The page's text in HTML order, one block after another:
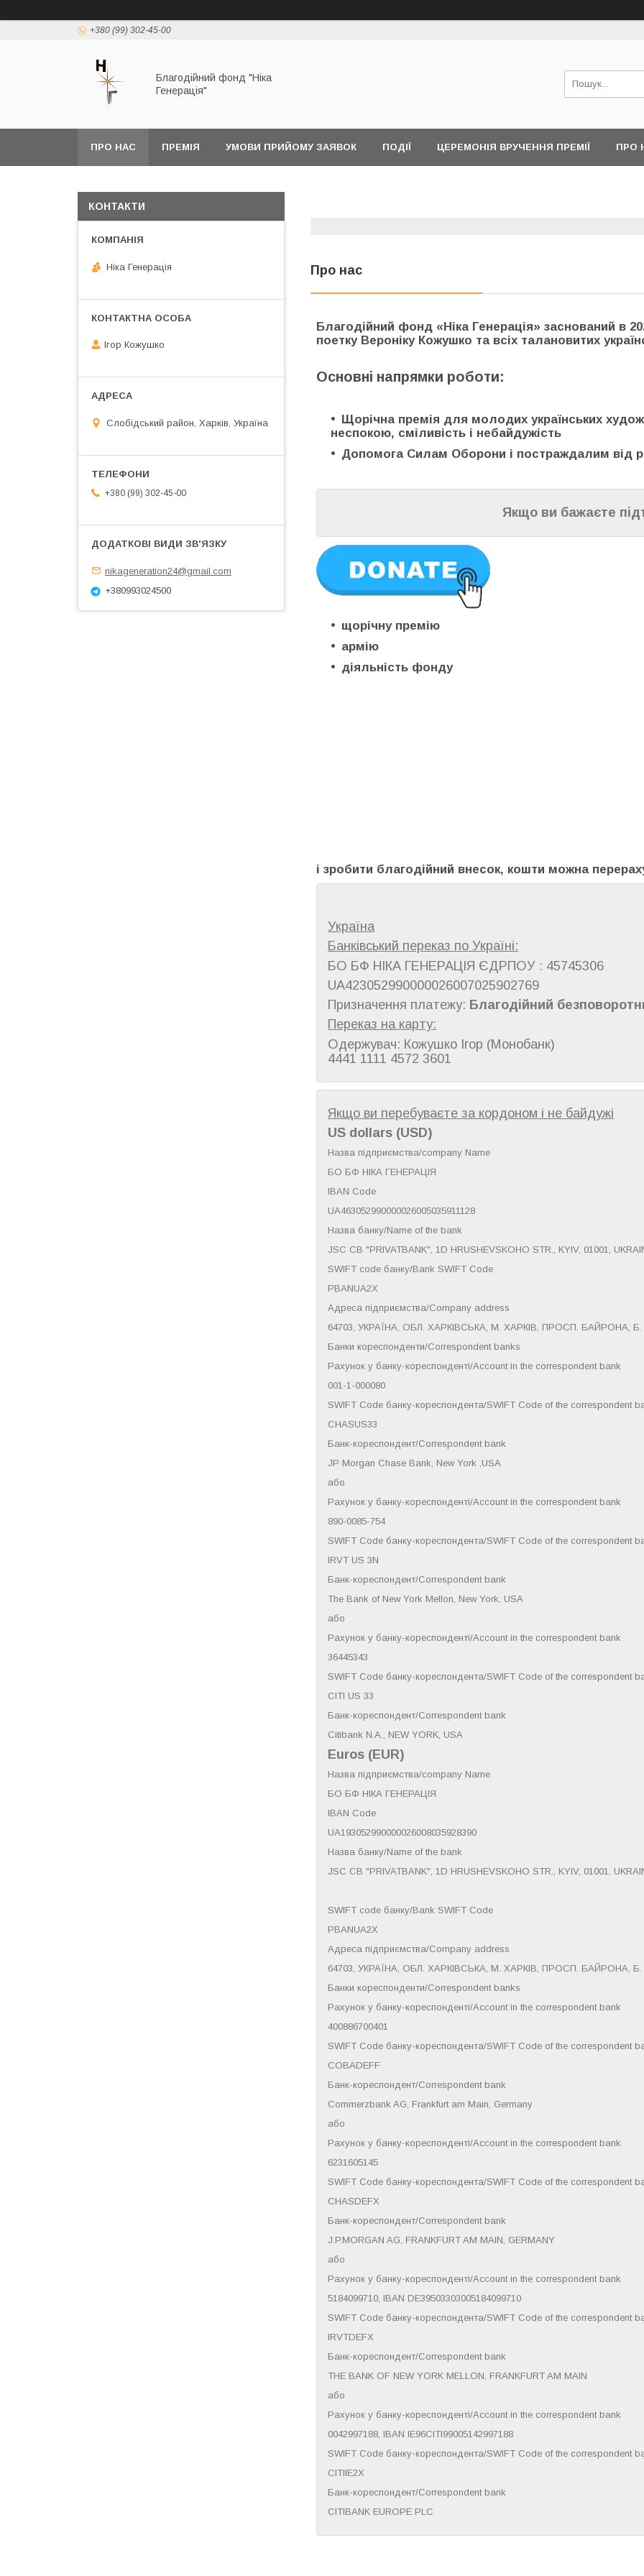
+380 (99) 302-45-00
Благодійний фонд "Ніка
Генерація"
ПРО НАС ПРЕМІЯ УМОВИ ПРИЙОМУ ЗАЯВОК ПОДІЇ ЦЕРЕМОНІЯ ВРУЧЕННЯ ПРЕМІЇ ПРО
Про нас
Благодійний фонд «Ніка Генерація» заснований в
поетку Вероніку Кожушко та всіх талановитих
Основні напрямки роботи:
Щорічна премія для молодих українських
неспокою, сміливість і небайдужість
Допомога Силам Оборони і постраждалим від
Якщо ви бажаєте
щорічну премію
армію
діяльність фонду
і зробити благодійний внесок, кошти можна
Україна
Банківський переказ по Україні:
БО БФ НІКА ГЕНЕРАЦІЯ ЄДРПОУ : 45745306
UA423052990000026007025902769
Призначення платежу: Благодійний
Переказ на карту:
Одержувач: Кожушко Ігор (Монобанк)
4441 1111 4572 3601
Якщо ви перебуваєте за кордоном і не байдужі
US dollars (USD)
Назва підприємства/company Name
БО БФ НІКА ГЕНЕРАЦІЯ
IBAN Code
UA463052990000026005035911128
Назва банку/Name of the bank
JSC CB "PRIVATBANK", 1D HRUSHEVSKOHO STR., KYIV, 01001,
SWIFT code банку/Bank SWIFT Code
PBANUA2X
Адреса підприємства/Company address
64703, УКРАЇНА, ОБЛ. ХАРКІВСЬКА, М. ХАРКІВ, ПРОСП. БАЙРОНА, Б.
Банки кореспонденти/Correspondent banks
Рахунок у банку-кореспонденті/Account in the correspondent bank
001-1-000080
SWIFT Code банку-кореспондента/SWIFT Code of the correspondent
CHASUS33
Банк-кореспондент/Correspondent bank
JP Morgan Chase Bank, New York ,USA
або
Рахунок у банку-кореспонденті/Account in the correspondent bank
890-0085-754
SWIFT Code банку-кореспондента/SWIFT Code of the correspondent
IRVT US 3N
Банк-кореспондент/Correspondent bank
The Bank of New York Mellon, New York, USA
або
Рахунок у банку-кореспонденті/Account in the correspondent bank
36445343
SWIFT Code банку-кореспондента/SWIFT Code of the correspondent
CITI US 33
Банк-кореспондент/Correspondent bank
Citibank N.A., NEW YORK, USA
Euros (EUR)
Назва підприємства/company Name
БО БФ НІКА ГЕНЕРАЦІЯ
IBAN Code
UA193052990000026008035928390
Назва банку/Name of the bank
JSC CB "PRIVATBANK", 1D HRUSHEVSKOHO STR., KYIV, 01001,
SWIFT code банку/Bank SWIFT Code
PBANUA2X
Адреса підприємства/Company address
64703, УКРАЇНА, ОБЛ. ХАРКІВСЬКА, М. ХАРКІВ, ПРОСП. БАЙРОНА, Б.
Банки кореспонденти/Correspondent banks
Рахунок у банку-кореспонденті/Account in the correspondent bank
400886700401
SWIFT Code банку-кореспондента/SWIFT Code of the correspondent
COBADEFF
Банк-кореспондент/Correspondent bank
Commerzbank AG, Frankfurt am Main, Germany
або
Рахунок у банку-кореспонденті/Account in the correspondent bank
6231605145
SWIFT Code банку-кореспондента/SWIFT Code of the correspondent
CHASDEFX
Банк-кореспондент/Correspondent bank
J.P.MORGAN AG, FRANKFURT AM MAIN, GERMANY
або
Рахунок у банку-кореспонденті/Account in the correspondent bank
5184099710, IBAN DE39503303005184099710
SWIFT Code банку-кореспондента/SWIFT Code of the correspondent
IRVTDEFX
Банк-кореспондент/Correspondent bank
THE BANK OF NEW YORK MELLON, FRANKFURT AM MAIN
або
Рахунок у банку-кореспонденті/Account in the correspondent bank
0042997188, IBAN IE96CITI99005142997188
SWIFT Code банку-кореспондента/SWIFT Code of the correspondent
CITIIE2X
Банк-кореспондент/Correspondent bank
CITIBANK EUROPE PLC
КОНТАКТИ
Ніка Генерація
Ігор Кожушко
Слобідський район, Харків, Україна
+380 (99) 302-45-00
nikageneration24@gmail.com
+380993024500